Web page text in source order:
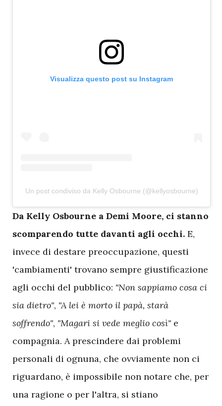
Visualizza questo post su Instagram
Un post condiviso da Kelly Osbourne (@kellyosbourne)
Da Kelly Osbourne a Demi Moore, ci stanno
scomparendo tutte davanti agli occhi. E,
invece di destare preoccupazione, questi
'cambiamenti' trovano sempre giustificazione
agli occhi del pubblico: "Non sappiamo cosa ci
sia dietro", "A lei è morto il papà, starà
soffrendo", "Magari si vede meglio così" e
compagnia. A prescindere dai problemi
personali di ognuna, che ovviamente non ci
riguardano, è impossibile non notare che, per
una ragione o per l'altra, si stiano